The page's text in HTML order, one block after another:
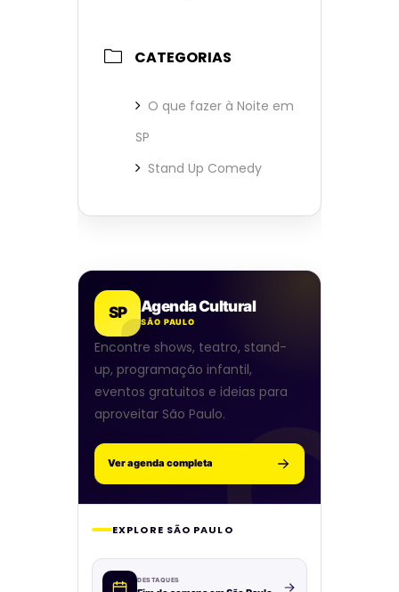
CATEGORIAS
O que fazer à Noite em
SP
Stand Up Comedy
SP Agenda Cultural
SÃO PAULO
Encontre shows, teatro, stand-
up, programação infantil,
eventos gratuitos e ideias para
aproveitar São Paulo.
Ver agenda completa
EXPLORE SÃO PAULO
DESTAQUES